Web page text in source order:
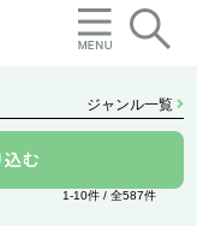
ジャンル一覧
1-10件 / 全587件